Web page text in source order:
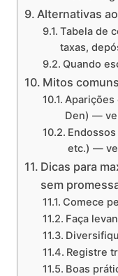
Alternativas
Tabela de
taxas,
Quando
Mitos
Aparições
Den) —
etc.) —
Dicas para
sem
Comece
Faça
Registre
Boas